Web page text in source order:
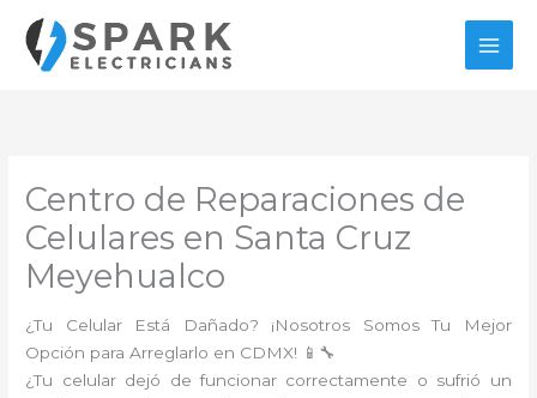
contenido
Centro de Reparaciones de
Celulares en Santa Cruz
Meyehualco
¿Tu Celular Está Dañado? ¡Nosotros Somos Tu Mejor
Opción para Arreglarlo en CDMX! 📱🔧
¿Tu celular dejó de funcionar correctamente o sufrió un